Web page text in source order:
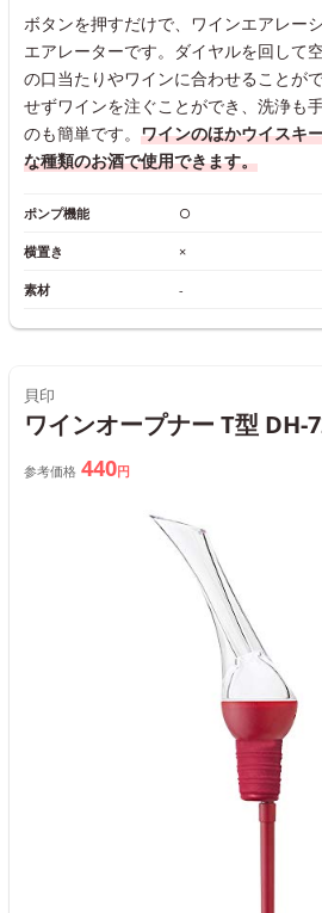
ボタンを押すだけで、ワインエアレー
エアレーターです。ダイヤルを回して
の口当たりやワインに合わせることが
せずワインを注ぐことができ、洗浄も
のも簡単です。 ワインのほかウイスキ
な種類のお酒で使用できます。
ポンプ機能 ○
横置き ×
素材 -
貝印
ワインオープナー T型 DH-
参考価格 440円